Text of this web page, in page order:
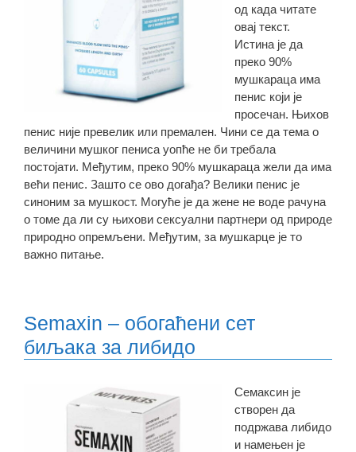
од када читате
овај текст.
Истина је да
преко 90%
мушкараца има
пенис који је
просечан. Њихов
пенис није превелик или премален. Чини се да тема о
величини мушког пениса уопће не би требала
постојати. Међутим, преко 90% мушкараца жели да има
већи пенис. Зашто се ово догађа? Велики пенис је
синоним за мушкост. Могуће је да жене не воде рачуна
о томе да ли су њихови сексуални партнери од природе
природно опремљени. Међутим, за мушкарце је то
важно питање.
Semaxin – обогаћени сет
биљака за либидо
Семаксин је
створен да
подржава либидо
и намењен је